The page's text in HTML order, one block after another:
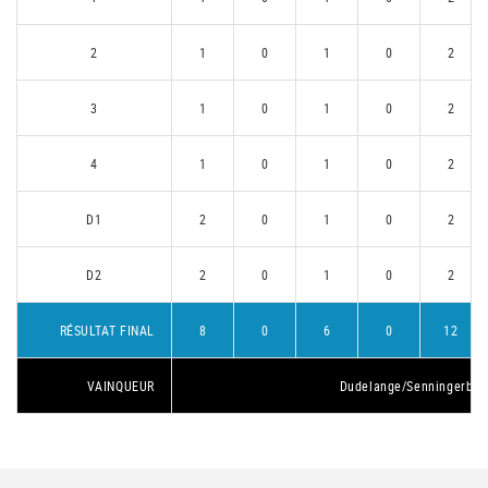
2 1 0 1 0 2
3 1 0 1 0 2
4 1 0 1 0 2
D1 2 0 1 0 2
D2 2 0 1 0 2
RÉSULTAT FINAL 8 0 6 0 12
VAINQUEUR Dudelange/